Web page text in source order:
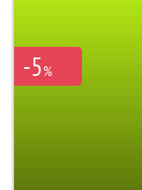
-5%